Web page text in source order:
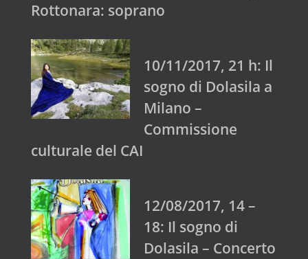
Rottonara: soprano
10/11/2017, 21 h: Il
sogno di Dolasila a
Milano –
Commissione
culturale del CAI
12/08/2017, 14 –
18: Il sogno di
Dolasila – Concerto